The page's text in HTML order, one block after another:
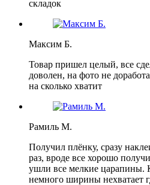
складок
Максим Б.
Товар пришел целый, все
доволен, на фото не
на сколько хватит
Рамиль М.
Получил плёнку, сразу
раз, вроде все хорошо
ушли все мелкие царапины.
немного ширины нехватает